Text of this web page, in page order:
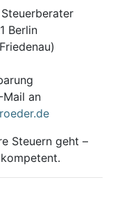
Steuerberater
Berlin
an
Steuern geht –